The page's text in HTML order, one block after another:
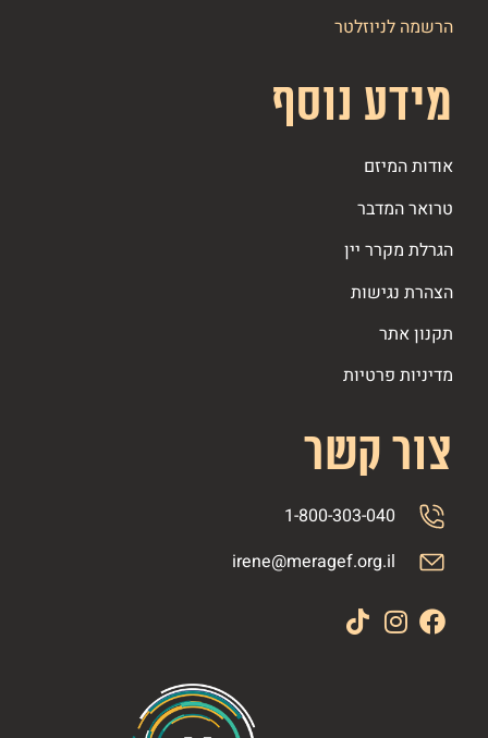
הרשמה לניוזלטר
מידע נוסף
אודות המיזם
טרואר המדבר
הגרלת מקרר יין
הצהרת נגישות
תקנון אתר
מדיניות פרטיות
צור קשר
1-800-303-040
irene@meragef.org.il